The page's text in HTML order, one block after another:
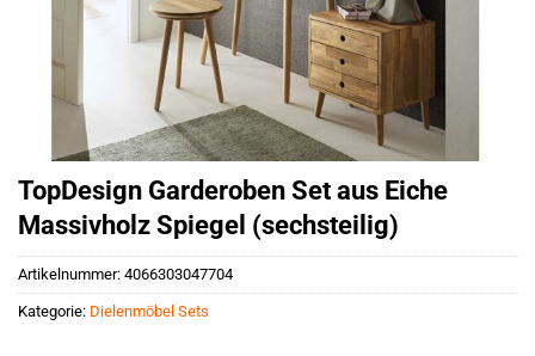
TopDesign Garderoben Set aus Eiche
Massivholz Spiegel (sechsteilig)
Artikelnummer: 4066303047704
Kategorie: Dielenmöbel Sets